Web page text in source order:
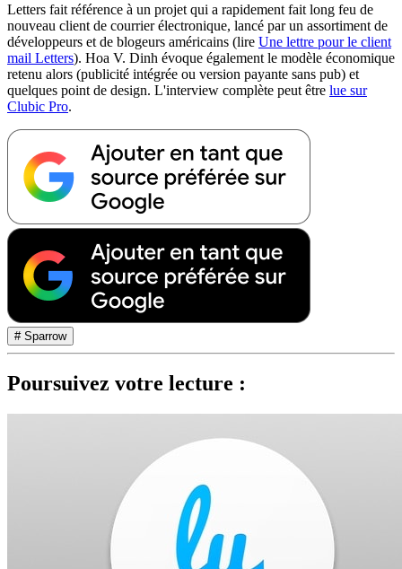
Letters fait référence à un projet qui a rapidement fait long feu de
nouveau client de courrier électronique, lancé par un assortiment de
développeurs et de blogeurs américains (lire Une lettre pour le client
mail Letters). Hoa V. Dinh évoque également le modèle économique
retenu alors (publicité intégrée ou version payante sans pub) et
quelques point de design. L'interview complète peut être lue sur
Clubic Pro.
# Sparrow
Poursuivez votre lecture :